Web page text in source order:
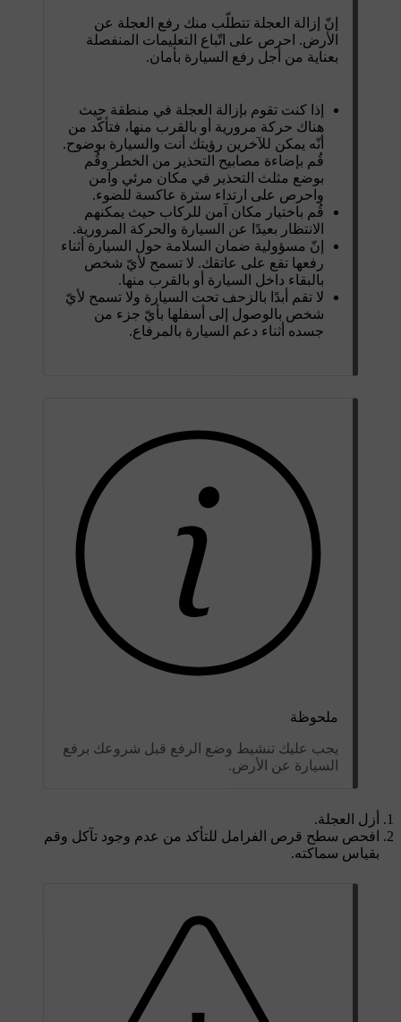
إنّ إزالة العجلة تتطلّب منك رفع العجلة عن
الأرض. احرص على اتّباع التعليمات المنفصلة
بعناية من أجل رفع السيارة بأمان.
إذا كنت تقوم بإزالة العجلة في منطقة حيث
هناك حركة مرورية أو بالقرب منها، فتأكّد من
أنّه يمكن للآخرين رؤيتك أنت والسيارة بوضوح.
قُم بإضاءة مصابيح التحذير من الخطر وقُم
بوضع مثلث التحذير في مكان مرئي وآمن
واحرص على ارتداء سترة عاكسة للضوء.
قُم باختيار مكان آمن للركاب حيث يمكنهم
الانتظار بعيدًا عن السيارة والحركة المرورية.
إنّ مسؤولية ضمان السلامة حول السيارة أثناء
رفعها تقع على عاتقك. لا تسمح لأيّ شخص
بالبقاء داخل السيارة أو بالقرب منها.
لا تقم أبدًا بالزحف تحت السيارة ولا تسمح لأيّ
شخص بالوصول إلى أسفلها بأيّ جزء من
جسده أثناء دعم السيارة بالمرفاع.
ملحوظة
يجب عليك تنشيط وضع الرفع قبل شروعك برفع
السيارة عن الأرض.
أزل العجلة.
افحص سطح قرص الفرامل للتأكد من عدم وجود تآكل وقم
بقياس سماكته.